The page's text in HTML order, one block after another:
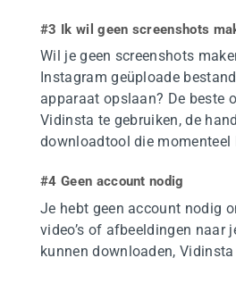
#3 Ik wil geen screenshots
Wil je geen screenshots
Instagram geüploade
apparaat opslaan? De beste
Vidinsta te gebruiken, de
downloadtool die momenteel
#4 Geen account nodig
Je hebt geen account nodig
video’s of afbeeldingen naar
kunnen downloaden,